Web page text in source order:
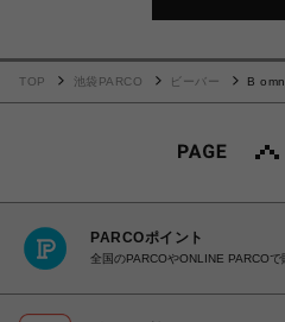
TOP 池袋PARCO ビーバー
B
PARCOポイント
全国のPARCOやONLINE PARCOで